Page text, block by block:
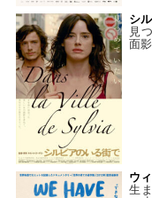
シ
見
面
ウ
生